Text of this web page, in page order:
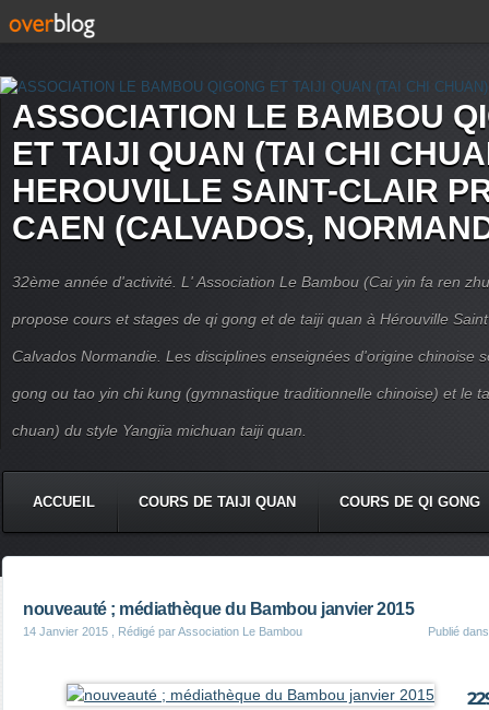
ASSOCIATION LE BAMBOU
ET TAIJI QUAN (TAI CHI
HEROUVILLE SAINT-CLAIR
CAEN (CALVADOS,
32ème année d'activité. L' Association Le Bambou (Cai yin fa ren
propose cours et stages de qi gong et de taiji quan à Hérouville
Calvados Normandie. Les disciplines enseignées d'origine chinoise
gong ou tao yin chi kung (gymnastique traditionnelle chinoise) et le
chuan) du style Yangjia michuan taiji quan.
ACCUEIL COURS DE TAIJI QUAN COURS DE QI GONG
nouveauté ; médiathèque du Bambou janvier 2015
14 Janvier 2015 , Rédigé par Association Le Bambou Publié